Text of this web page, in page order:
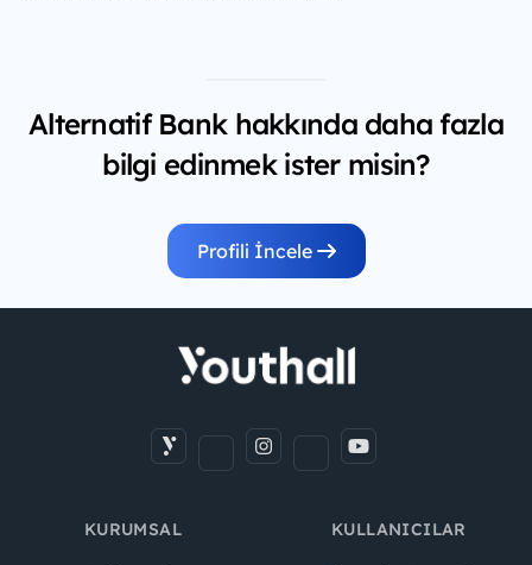
Alternatif Bank hakkında daha fazla
bilgi edinmek ister misin?
Profili İncele
KURUMSAL KULLANICILAR